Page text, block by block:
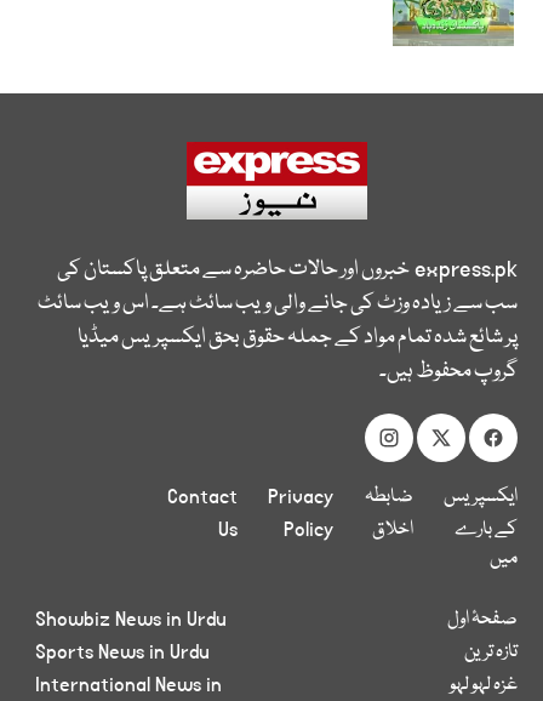
express.pkخبروں اور حالات حاضرہ سے متعلق پاکستان کی
سب سے زیادہ وزٹ کی جانے والی ویب سائٹ ہے۔ اس ویب سائٹ
پر شائع شدہ تمام مواد کے جملہ حقوق بحق ایکسپریس میڈیا
گروپ محفوظ ہیں۔
ایکسپریس
کے بارے
میں
ضابطہ
اخلاق
Privacy
Policy
Contact
Us
صفحۂ اول
تازہ ترین
غزہ لہو لہو
Showbiz News in Urdu
Sports News in Urdu
International News in